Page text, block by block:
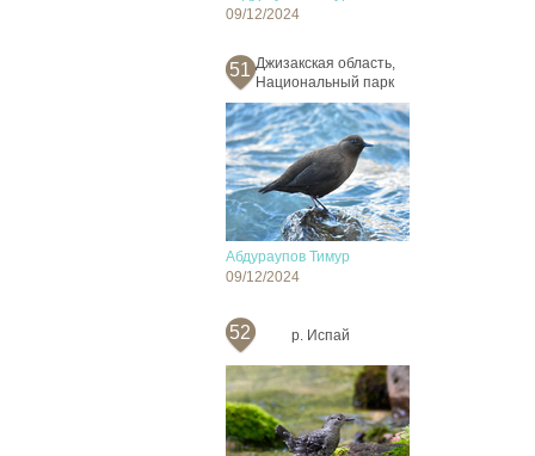
09/12/2024
51 Джизакская область,
Национальный парк
Абдураупов Тимур
09/12/2024
52 р. Испай